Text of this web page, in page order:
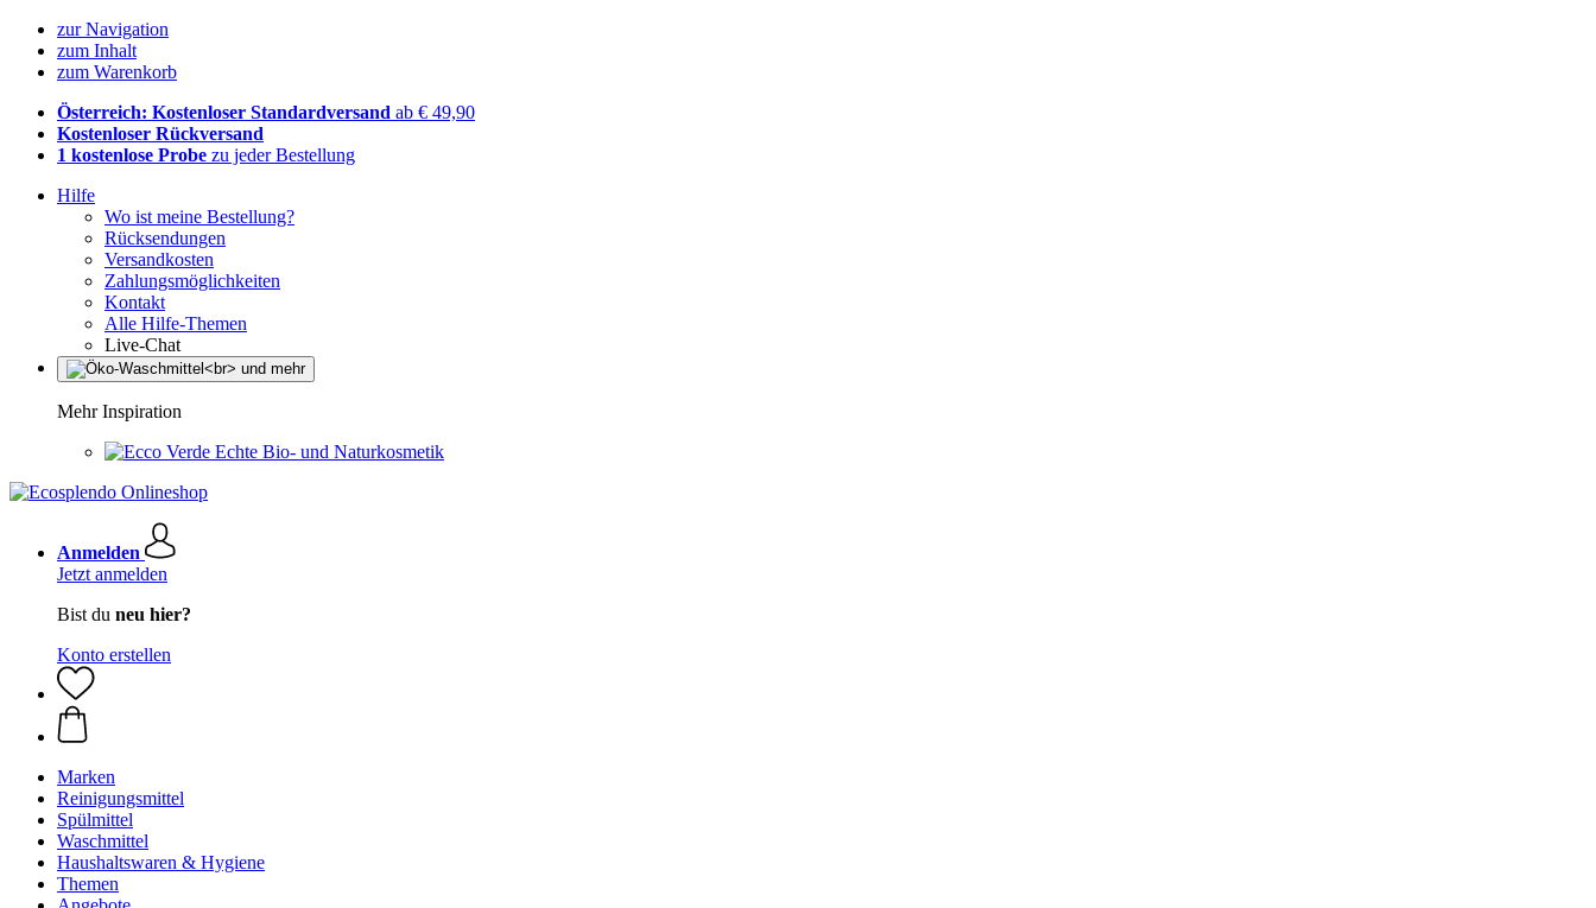
zur Navigation
zum Inhalt
zum Warenkorb
Österreich: Kostenloser Standardversand ab € 49,90
Kostenloser Rückversand
1 kostenlose Probe zu jeder Bestellung
Hilfe
Wo ist meine Bestellung?
Rücksendungen
Versandkosten
Zahlungsmöglichkeiten
Kontakt
Alle Hilfe-Themen
Live-Chat
Mehr Inspiration
Echte Bio- und Naturkosmetik
Anmelden
Jetzt anmelden
Bist du neu hier?
Konto erstellen
Marken
Reinigungsmittel
Spülmittel
Waschmittel
Haushaltswaren & Hygiene
Themen